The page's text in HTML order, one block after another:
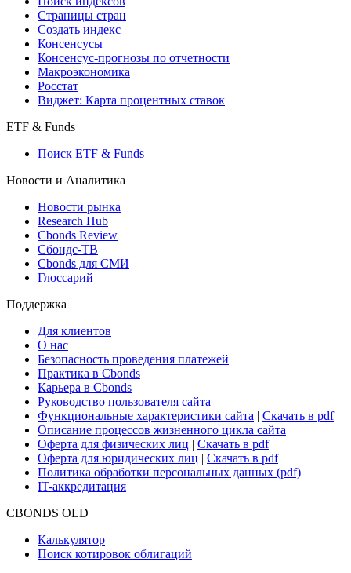
Страницы стран
Создать индекс
Консенсусы
Консенсус-прогнозы по отчетности
Макроэкономика
Росстат
Виджет: Карта процентных ставок
ETF & Funds
Поиск ETF & Funds
Новости и Аналитика
Новости рынка
Research Hub
Cbonds Review
Сбондс-ТВ
Cbonds для СМИ
Глоссарий
Поддержка
Для клиентов
О нас
Безопасность проведения платежей
Практика в Cbonds
Карьера в Cbonds
Руководство пользователя сайта
Функциональные характеристики сайта | Скачать в pdf
Описание процессов жизненного цикла сайта
Оферта для физических лиц | Скачать в pdf
Оферта для юридических лиц | Скачать в pdf
Политика обработки персональных данных (pdf)
IT-аккредитация
CBONDS OLD
Калькулятор
Поиск котировок облигаций